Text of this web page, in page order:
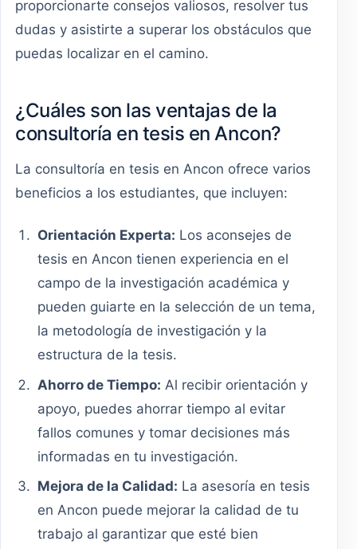
proporcionarte consejos valiosos, resolver tus
dudas y asistirte a superar los obstáculos que
puedas localizar en el camino.
¿Cuáles son las ventajas de la
consultoría en tesis en Ancon?
La consultoría en tesis en Ancon ofrece varios
beneficios a los estudiantes, que incluyen:
Orientación Experta: Los aconsejes de
tesis en Ancon tienen experiencia en el
campo de la investigación académica y
pueden guiarte en la selección de un tema,
la metodología de investigación y la
estructura de la tesis.
Ahorro de Tiempo: Al recibir orientación y
apoyo, puedes ahorrar tiempo al evitar
fallos comunes y tomar decisiones más
informadas en tu investigación.
Mejora de la Calidad: La asesoría en tesis
en Ancon puede mejorar la calidad de tu
trabajo al garantizar que esté bien